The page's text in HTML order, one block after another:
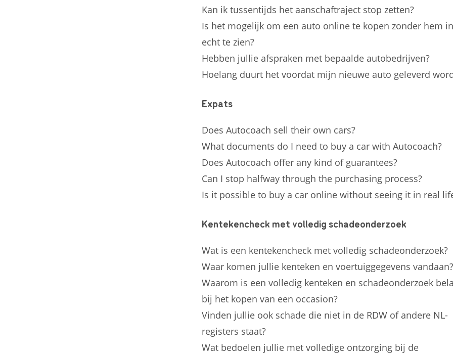
Kan ik tussentijds het aanschaftraject stop zetten?
Is het mogelijk om een auto online te kopen zonder hem
echt te zien?
Hebben jullie afspraken met bepaalde autobedrijven?
Hoelang duurt het voordat mijn nieuwe auto geleverd
Expats
Does Autocoach sell their own cars?
What documents do I need to buy a car with Autocoach?
Does Autocoach offer any kind of guarantees?
Can I stop halfway through the purchasing process?
Is it possible to buy a car online without seeing it in real
Kentekencheck met volledig schadeonderzoek
Wat is een kentekencheck met volledig schadeonderzoek?
Waar komen jullie kenteken en voertuiggegevens vandaan?
Waarom is een volledig kenteken en schadeonderzoek
bij het kopen van een occasion?
Vinden jullie ook schade die niet in de RDW of andere NL-
registers staat?
Wat bedoelen jullie met volledige ontzorging bij de